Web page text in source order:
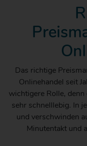
Das richtige
Onlinehandel seit
wichtigere Rolle,
sehr schnelllebig. In
und verschwinden
Minutentakt und